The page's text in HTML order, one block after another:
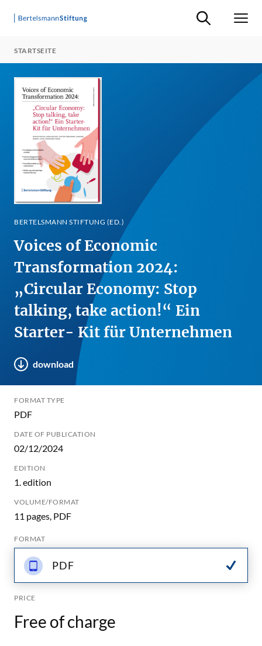
Suche ein-/
STARTSEITE
BERTELSMANN STIFTUNG (ED.)
Voices of Economic
Transformation 2024:
„Circular Economy: Stop
talking, take action!“ Ein
Starter- Kit für Unternehmen
download
FORMAT TYPE
PDF
DATE OF PUBLICATION
02/12/2024
EDITION
1. edition
VOLUME/FORMAT
11 pages, PDF
FORMAT
PDF
PRICE
Free of charge